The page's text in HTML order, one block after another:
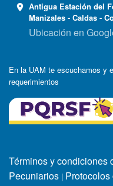
Antigua Estación del
Manizales - Caldas -
Ubicación en
En la UAM te escuchamos y
requerimientos
Términos y condiciones
Pecuniarios |